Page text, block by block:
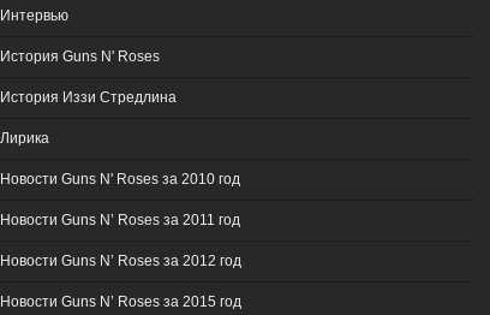
Интервью
История Guns N' Roses
История Иззи Стредлина
Лирика
Новости Guns N' Roses за 2010 год
Новости Guns N’ Roses за 2011 год
Новости Guns N’ Roses за 2012 год
Новости Guns N’ Roses за 2015 год